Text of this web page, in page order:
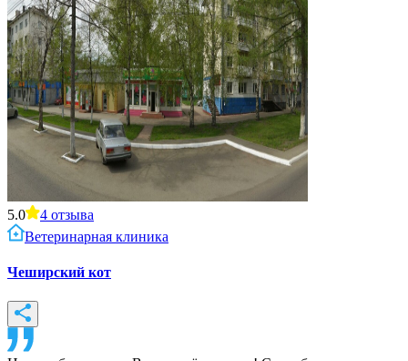
5.0 4 отзыва
Ветеринарная клиника
Чеширский кот